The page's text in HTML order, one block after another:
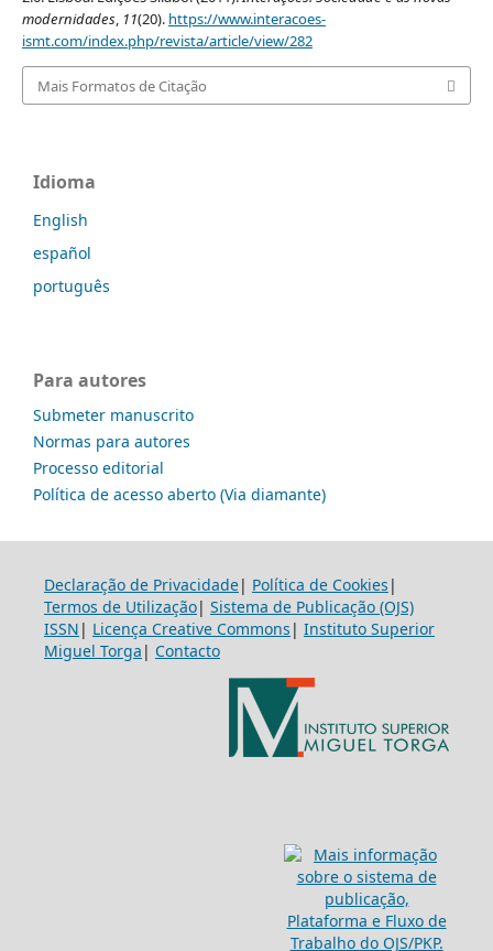
modernidades, 11(20). https://www.interacoes-
ismt.com/index.php/revista/article/view/282
Mais Formatos de Citação
Idioma
English
español
português
Para autores
Submeter manuscrito
Normas para autores
Processo editorial
Política de acesso aberto (Via diamante)
Declaração de Privacidade| Política de Cookies |
Termos de Utilização| Sistema de Publicação (OJS)
ISSN | Licença Creative Commons | Instituto Superior
Miguel Torga | Contacto